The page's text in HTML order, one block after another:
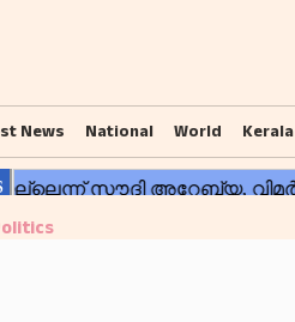
News National World Kerala